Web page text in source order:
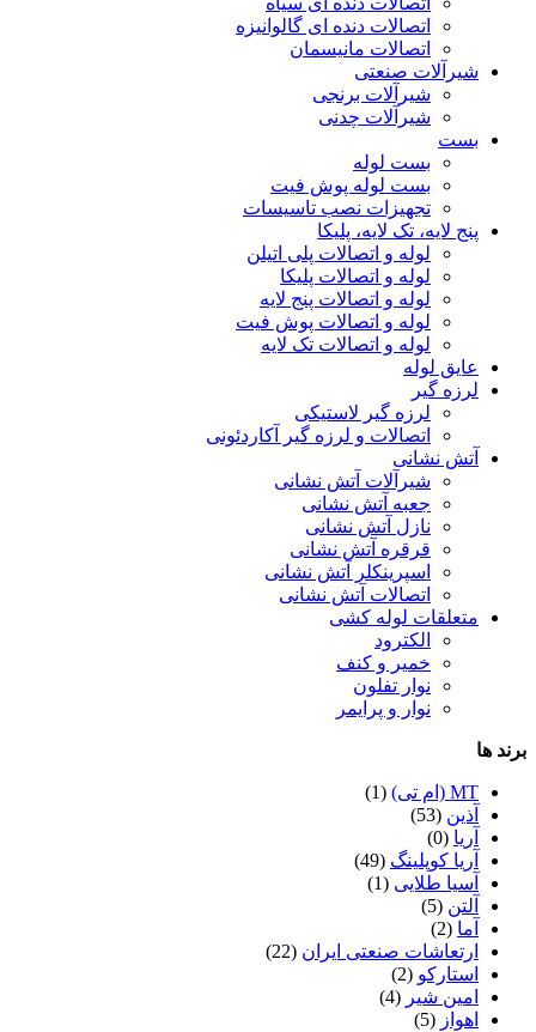
اتصالات دنده ای گالوانیزه
اتصالات مانیسمان
شیرآلات صنعتی
شیرآلات برنجی
شیرآلات چدنی
بست
بست لوله
بست لوله پوش فیت
تجهیزات نصب تاسیسات
پنج لایه، تک لایه، پلیکا
لوله و اتصالات پلی اتیلن
لوله و اتصالات پلیکا
لوله و اتصالات پنج لایه
لوله و اتصالات پوش فیت
لوله و اتصالات تک لایه
عایق لوله
لرزه گیر
لرزه گیر لاستیکی
اتصالات و لرزه گیر آکاردئونی
آتش نشانی
شیرآلات آتش نشانی
جعبه آتش نشانی
نازل آتش نشانی
قرقره آتش نشانی
اسپرینکلر آتش نشانی
اتصالات آتش نشانی
متعلقات لوله کشی
الکترود
خمیر و کنف
نوار تفلون
نوار و پرایمر
برند ها
MT (ام تی)
(1)
آذین (53)
آریا (0)
آریا کوپلینگ (49)
آسیا طلایی (1)
آلتن (5)
آما (2)
ارتعاشات صنعتی ایران (22)
استارکو (2)
امین شیر (4)
اهواز (5)